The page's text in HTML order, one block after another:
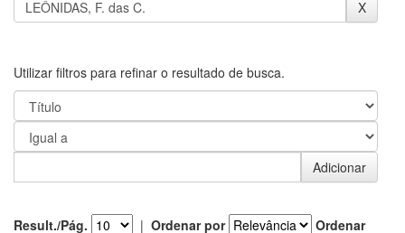
Utilizar filtros para refinar o resultado de busca.
Result./Pág. | Ordenar por
Ordenar